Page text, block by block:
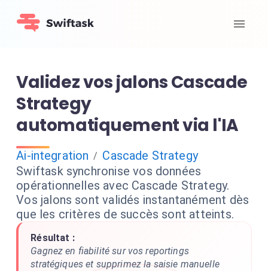
Validez vos jalons Cascade
Strategy
automatiquement via l'IA
Ai-integration / Cascade Strategy
Swiftask synchronise vos données
opérationnelles avec Cascade Strategy.
Vos jalons sont validés instantanément dès
que les critères de succès sont atteints.
Résultat :
Gagnez en fiabilité sur vos reportings
stratégiques et supprimez la saisie manuelle